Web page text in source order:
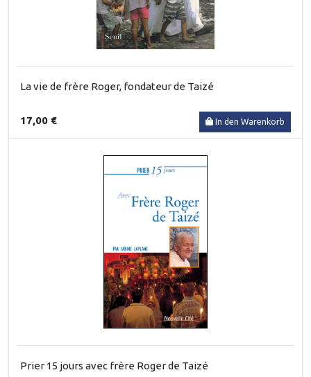
La vie de frère Roger, fondateur de Taizé
17,00 € In den Warenkorb
Prier 15 jours avec frère Roger de Taizé